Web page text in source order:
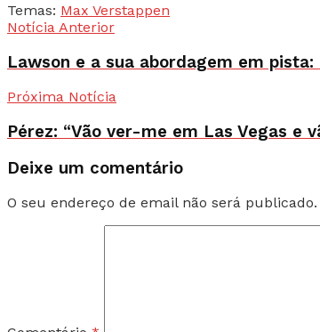
Temas: Max Verstappen
Notícia Anterior
Lawson e a sua abordagem em
Próxima Notícia
Pérez: “Vão ver-me em Las Vegas e
Deixe um comentário
O seu endereço de email não será publicado.